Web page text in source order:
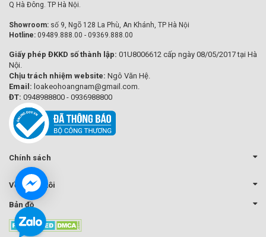
Q Hà Đông. TP Hà Nội.
Showroom: số 9, Ngõ 128 La Phù, An Khánh, TP Hà Nội
Hotline: 09489.888.00 - 09369.888.00
Giấy phép ĐKKD số thành lập: 01U8006612 cấp ngày 08/05/2017 tại Hà
Nội.
Chịu trách nhiệm website: Ngô Văn Hệ.
Email: loakeohoangnam@gmail.com.
ĐT: 0948988800 - 0936988800
Chính sách
Về chúng tôi
Bản đồ